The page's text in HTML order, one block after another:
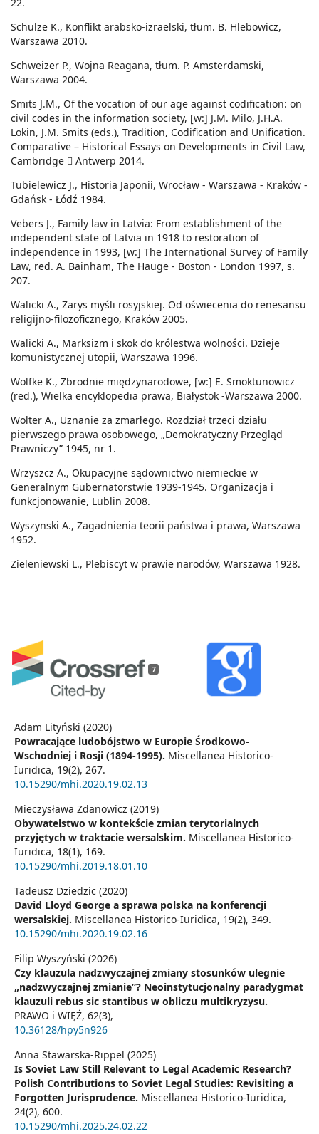
7
Adam Lityński (2020)
Powracające ludobójstwo w Europie Środkowo-
Wschodniej i Rosji (1894-1995). Miscellanea Historico-
Iuridica, 19(2), 267.
10.15290/mhi.2020.19.02.13
Mieczysława Zdanowicz (2019)
Obywatelstwo w kontekście zmian terytorialnych
przyjętych w traktacie wersalskim. Miscellanea Historico-
Iuridica, 18(1), 169.
10.15290/mhi.2019.18.01.10
Tadeusz Dziedzic (2020)
David Lloyd George a sprawa polska na konferencji
wersalskiej. Miscellanea Historico-Iuridica, 19(2), 349.
10.15290/mhi.2020.19.02.16
Filip Wyszyński (2026)
Czy klauzula nadzwyczajnej zmiany stosunków ulegnie
„nadzwyczajnej zmianie”? Neoinstytucjonalny paradygmat
klauzuli rebus sic stantibus w obliczu multikryzysu.
PRAWO i WIĘŹ, 62(3),
10.36128/hpy5n926
Anna Stawarska-Rippel (2025)
Is Soviet Law Still Relevant to Legal Academic Research?
Polish Contributions to Soviet Legal Studies: Revisiting a
Forgotten Jurisprudence. Miscellanea Historico-Iuridica,
24(2), 600.
10.15290/mhi.2025.24.02.22
22.
Schulze K., Konflikt arabsko-izraelski, tłum. B. Hlebowicz,
Warszawa 2010.
Schweizer P., Wojna Reagana, tłum. P. Amsterdamski,
Warszawa 2004.
Smits J.M., Of the vocation of our age against codification: on
civil codes in the information society, [w:] J.M. Milo, J.H.A.
Lokin, J.M. Smits (eds.), Tradition, Codification and Unification.
Comparative – Historical Essays on Developments in Civil Law,
Cambridge  Antwerp 2014.
Tubielewicz J., Historia Japonii, Wrocław - Warszawa - Kraków -
Gdańsk - Łódź 1984.
Vebers J., Family law in Latvia: From establishment of the
independent state of Latvia in 1918 to restoration of
independence in 1993, [w:] The International Survey of Family
Law, red. A. Bainham, The Hauge - Boston - London 1997, s.
207.
Walicki A., Zarys myśli rosyjskiej. Od oświecenia do renesansu
religijno-filozoficznego, Kraków 2005.
Walicki A., Marksizm i skok do królestwa wolności. Dzieje
komunistycznej utopii, Warszawa 1996.
Wolfke K., Zbrodnie międzynarodowe, [w:] E. Smoktunowicz
(red.), Wielka encyklopedia prawa, Białystok -Warszawa 2000.
Wolter A., Uznanie za zmarłego. Rozdział trzeci działu
pierwszego prawa osobowego, „Demokratyczny Przegląd
Prawniczy” 1945, nr 1.
Wrzyszcz A., Okupacyjne sądownictwo niemieckie w
Generalnym Gubernatorstwie 1939-1945. Organizacja i
funkcjonowanie, Lublin 2008.
Wyszynski A., Zagadnienia teorii państwa i prawa, Warszawa
1952.
Zieleniewski L., Plebiscyt w prawie narodów, Warszawa 1928.